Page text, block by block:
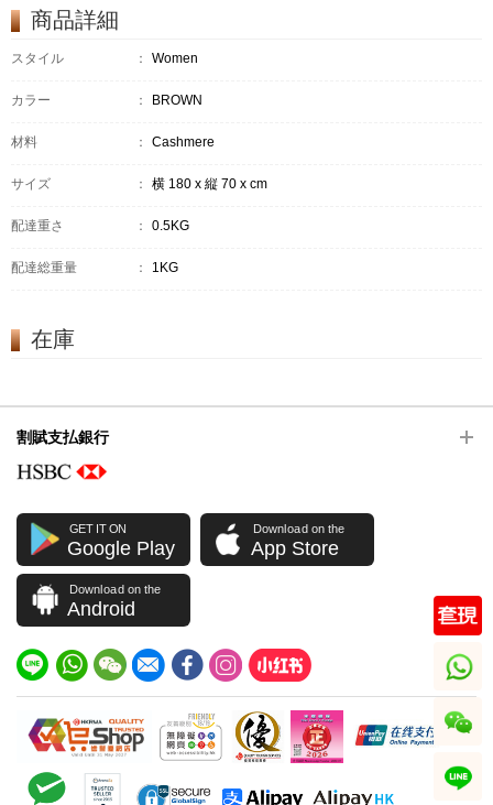
商品詳細
スタイル ： Women
カラー ： BROWN
材料 ： Cashmere
サイズ ： 横 180 x 縦 70 x cm
配達重さ ： 0.5KG
配達総重量 ： 1KG
在庫
割賦支払銀行
GET IT ON
Google Play
Download on the
App Store
Download on the
Android
whatsapp